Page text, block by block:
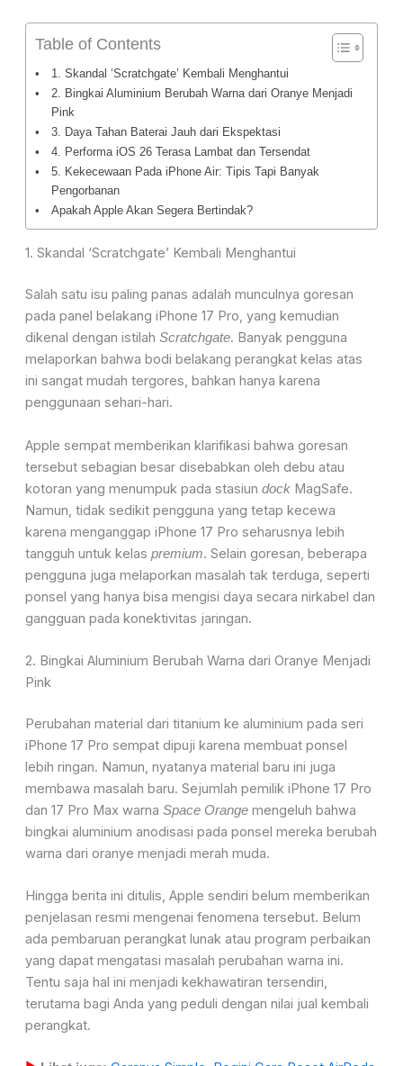
Table of Contents
1. Skandal ‘Scratchgate’ Kembali Menghantui
2. Bingkai Aluminium Berubah Warna dari Oranye Menjadi
Pink
3. Daya Tahan Baterai Jauh dari Ekspektasi
4. Performa iOS 26 Terasa Lambat dan Tersendat
5. Kekecewaan Pada iPhone Air: Tipis Tapi Banyak
Pengorbanan
Apakah Apple Akan Segera Bertindak?
1. Skandal ‘Scratchgate’ Kembali Menghantui
Salah satu isu paling panas adalah munculnya goresan
pada panel belakang iPhone 17 Pro, yang kemudian
dikenal dengan istilah Scratchgate. Banyak pengguna
melaporkan bahwa bodi belakang perangkat kelas atas
ini sangat mudah tergores, bahkan hanya karena
penggunaan sehari-hari.
Apple sempat memberikan klarifikasi bahwa goresan
tersebut sebagian besar disebabkan oleh debu atau
kotoran yang menumpuk pada stasiun dockMagSafe.
Namun, tidak sedikit pengguna yang tetap kecewa
karena menganggap iPhone 17 Pro seharusnya lebih
tangguh untuk kelas premium. Selain goresan, beberapa
pengguna juga melaporkan masalah tak terduga, seperti
ponsel yang hanya bisa mengisi daya secara nirkabel dan
gangguan pada konektivitas jaringan.
2. Bingkai Aluminium Berubah Warna dari Oranye Menjadi
Pink
Perubahan material dari titanium ke aluminium pada seri
iPhone 17 Pro sempat dipuji karena membuat ponsel
lebih ringan. Namun, nyatanya material baru ini juga
membawa masalah baru. Sejumlah pemilik iPhone 17 Pro
dan 17 Pro Max warna Space Orangemengeluh bahwa
bingkai aluminium anodisasi pada ponsel mereka berubah
warna dari oranye menjadi merah muda.
Hingga berita ini ditulis, Apple sendiri belum memberikan
penjelasan resmi mengenai fenomena tersebut. Belum
ada pembaruan perangkat lunak atau program perbaikan
yang dapat mengatasi masalah perubahan warna ini.
Tentu saja hal ini menjadi kekhawatiran tersendiri,
terutama bagi Anda yang peduli dengan nilai jual kembali
perangkat.